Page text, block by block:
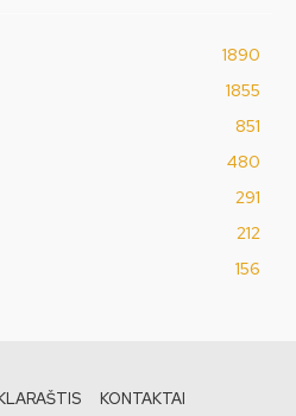
1890
1855
851
480
291
212
156
KONTAKTAI